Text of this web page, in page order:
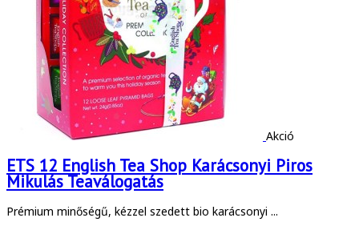
Akció
ETS 12 English Tea Shop Karácsonyi Piros
Mikulás Teaválogatás
Prémium minőségű, kézzel szedett bio karácsonyi ...